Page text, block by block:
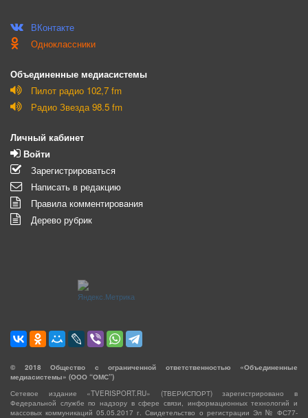
ВКонтакте
Одноклассники
Объединенные медиасистемы
Пилот радио 102,7 fm
Радио Звезда 98.5 fm
Личный кабинет
Войти
Зарегистрироваться
Написать в редакцию
Правила комментирования
Дерево рубрик
© 2018 Общество с ограниченной ответственностью «Объединенные
медиасистемы» (ООО “ОМС”)
Сетевое издание «TVERISPORT.RU» (ТВЕРИСПОРТ) зарегистрировано в
Федеральной службе по надзору в сфере связи, информационных технологий и
массовых коммуникаций 05.05.2017 г. Свидетельство о регистрации Эл № ФС77-